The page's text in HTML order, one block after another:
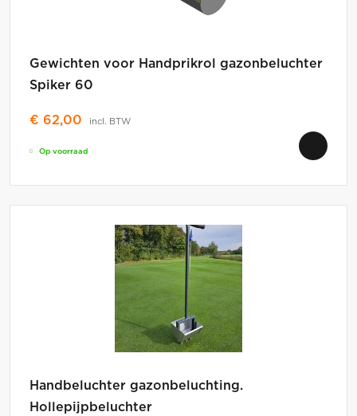
Gewichten voor Handprikrol gazonbeluchter
Spiker 60
€ 62,00 incl. BTW
Op voorraad
Handbeluchter gazonbeluchting.
Hollepijpbeluchter